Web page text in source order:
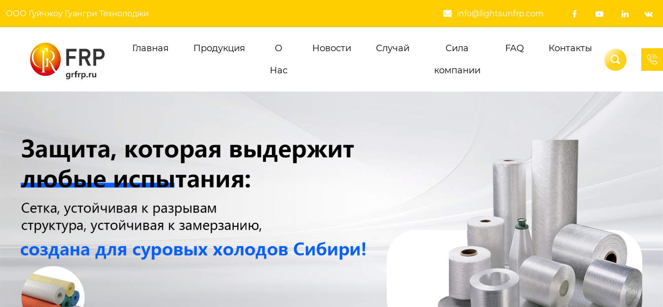
ООО Гуйчжоу Гуангри Технолоджи  info@lightsunfrp.com    
Главная Продукция О
Hас
Новости Случай Сила
компании
FAQ
Контакты

